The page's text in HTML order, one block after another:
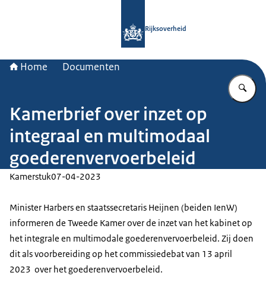
Rijksoverheid
Home Documenten
Kamerbrief over inzet op
integraal en multimodaal
goederenvervoerbeleid
Kamerstuk07-04-2023
Minister Harbers en staatssecretaris Heijnen (beiden IenW)
informeren de Tweede Kamer over de inzet van het kabinet op
het integrale en multimodale goederenvervoerbeleid. Zij doen
dit als voorbereiding op het commissiedebat van 13 april
2023 over het goederenvervoerbeleid.